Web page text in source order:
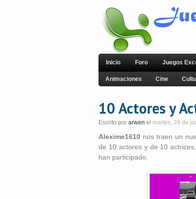
Inicio Foro Juegos
Animaciones Cine
10 Actores y
Escrito por arwen el martes, 28 de
Alexime1610 nos traen un
de 10 actores y de 10
han participado.